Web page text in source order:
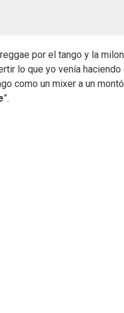
por el tango y la
lo que yo venía
como un mixer a un
”.